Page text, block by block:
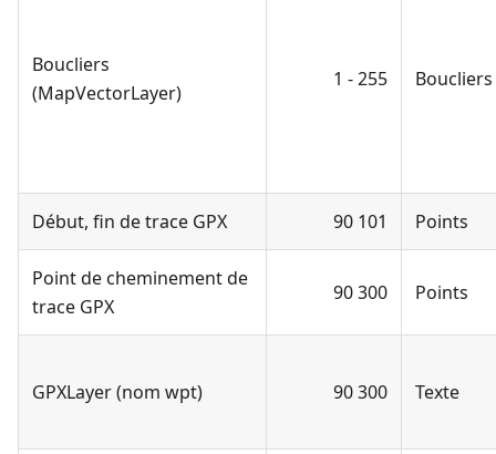
Boucliers
(MapVectorLayer)
1 - 255 Boucliers
Début, fin de trace GPX 90 101 Points
Point de cheminement de
trace GPX
90 300 Points
GPXLayer (nom wpt) 90 300 Texte